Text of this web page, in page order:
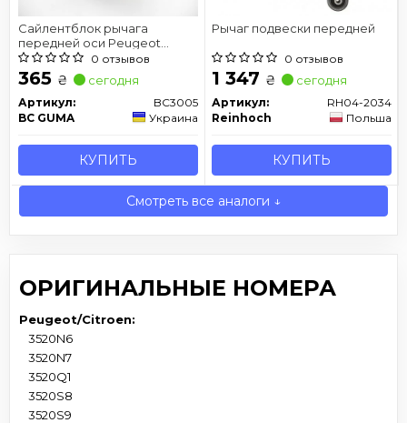
Сайлентблок рычага
передней оси Peugeot
407/Citroen C5, d-12х40 BC
GUMA BC3005
0 отзывов
365 ₴ сегодня
Артикул:
BC3005
BC GUMA
Украина
КУПИТЬ
Рычаг подвески передней
0 отзывов
1 347 ₴ сегодня
Артикул:
RH04-2034
Reinhoch
Польша
КУПИТЬ
Смотреть все аналоги ↓
ОРИГИНАЛЬНЫЕ НОМЕРА
Peugeot/Citroen:
3520N6
3520N7
3520Q1
3520S8
3520S9